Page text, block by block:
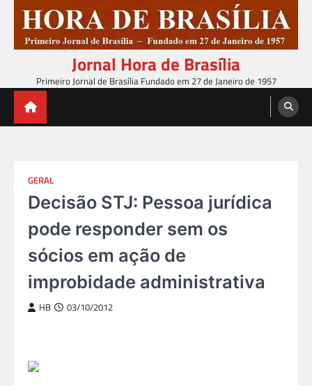
content
Jornal Hora de Brasília
Primeiro Jornal de Brasília Fundado em 27 de Janeiro de 1957
GERAL
Decisão STJ: Pessoa jurídica
pode responder sem os
sócios em ação de
improbidade administrativa
HB 03/10/2012